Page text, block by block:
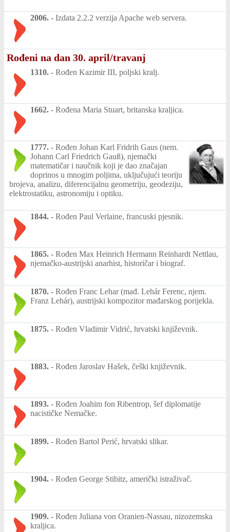
2006. - Izdata 2.2.2 verzija Apache web servera.
Rođeni na dan 30. april/travanj
1310. - Rođen Kazimir III, poljski kralj.
1662. - Rođena Maria Stuart, britanska kraljica.
1777. - Rođen Johan Karl Fridrih Gaus (nem.
Johann Carl Friedrich Gauß), njemački
matematičar i naučnik koji je dao značajan
doprinos u mnogim poljima, uključujući teoriju
brojeva, analizu, diferencijalnu geometriju, geodeziju,
elektrostatiku, astronomiju i optiku.
1844. - Rođen Paul Verlaine, francuski pjesnik.
1865. - Rođen Max Heinrich Hermann Reinhardt Nettlau,
njemačko-austrijski anarhist, historičar i biograf.
1870. - Rođen Franc Lehar (mađ. Lehár Ferenc, njem.
Franz Lehár), austrijski kompozitor mađarskog porijekla.
1875. - Rođen Vladimir Vidrić, hrvatski književnik.
1883. - Rođen Jaroslav Hašek, češki književnik.
1893. - Rođen Joahim fon Ribentrop, šef diplomatije
nacističke Nemačke.
1899. - Rođen Bartol Perić, hrvatski slikar.
1904. - Rođen George Stibitz, američki istraživač.
1909. - Rođen Juliana von Oranien-Nassau, nizozemska
kraljica.